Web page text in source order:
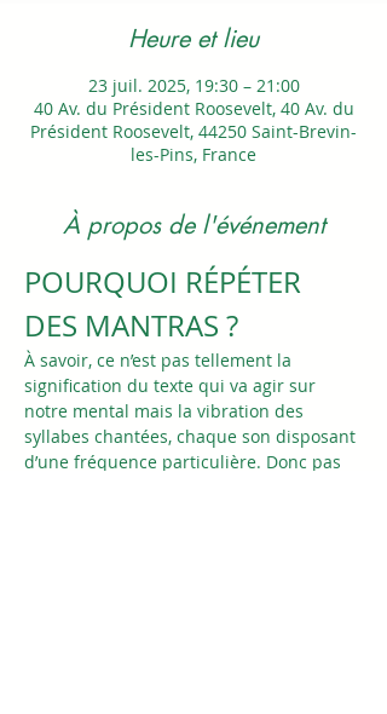
Heure et lieu
23 juil. 2025, 19:30 – 21:00
40 Av. du Président Roosevelt, 40 Av. du
Président Roosevelt, 44250 Saint-Brevin-
les-Pins, France
À propos de l'événement
POURQUOI RÉPÉTER
DES MANTRAS ?
À savoir, ce n’est pas tellement la
signification du texte qui va agir sur
notre mental mais la vibration des
syllabes chantées, chaque son disposant
d’une fréquence particulière. Donc pas